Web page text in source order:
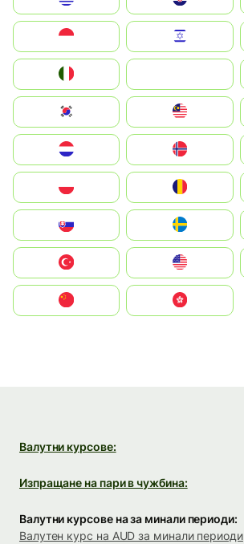
South Korea
United States
中國香港特別行政區
Валутни курсове:
Изпращане на пари в чужбина:
Валутни курсове на за минали периоди:
Валутен курс на AUD за минали периоди